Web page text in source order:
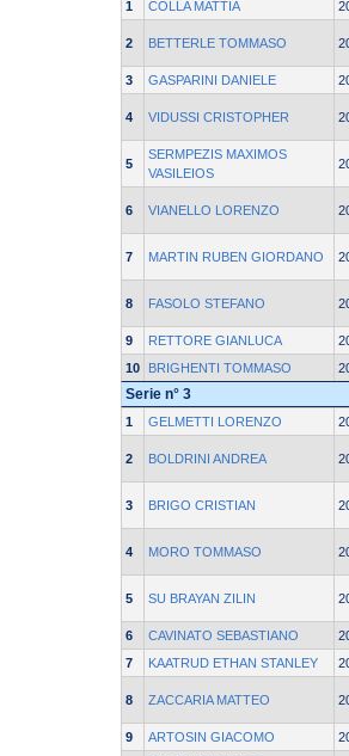
1 COLLA MATTIA
2 BETTERLE TOMMASO
3 GASPARINI DANIELE
4 VIDUSSI CRISTOPHER
5
SERMPEZIS MAXIMOS
VASILEIOS
6 VIANELLO LORENZO
7 MARTIN RUBEN GIORDANO
8 FASOLO STEFANO
9 RETTORE GIANLUCA
10
BRIGHENTI TOMMASO
Serie n° 3
1 GELMETTI LORENZO
2 BOLDRINI ANDREA
3 BRIGO CRISTIAN
4 MORO TOMMASO
5 SU BRAYAN ZILIN
6 CAVINATO SEBASTIANO
7
KAATRUD ETHAN STANLEY
8 ZACCARIA MATTEO
9 ARTOSIN GIACOMO